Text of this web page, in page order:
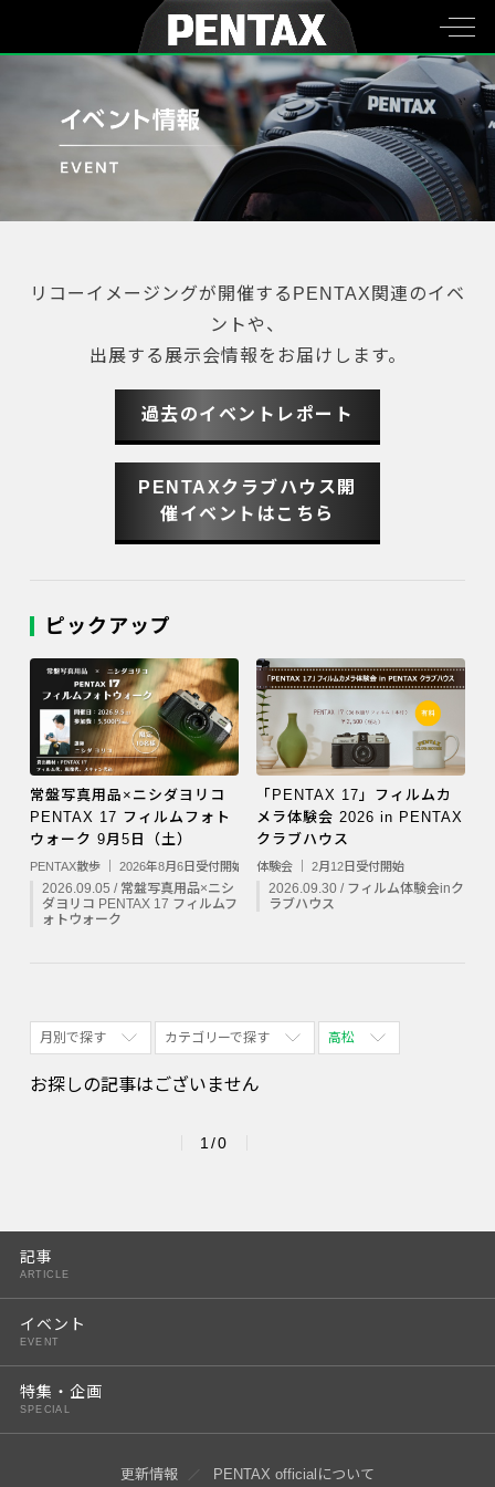
リコーイメージングが開催するPENTAX関連のイベ
ントや、
出展する展示会情報をお届けします。
過去のイベントレポート
PENTAXクラブハウス開
催イベントはこちら
ピックアップ
常盤写真用品×ニシダヨリコ
PENTAX 17 フィルムフォト
ウォーク 9月5日（土）
PENTAX散歩 ｜ 2026年8月6日受付開始
2026.09.05 / 常盤写真用品×ニシ
ダヨリコ PENTAX 17 フィルムフ
ォトウォーク
「PENTAX 17」フィルムカ
メラ体験会 2026 in PENTAX
クラブハウス
体験会 ｜ 2月12日受付開始
2026.09.30 / フィルム体験会inク
ラブハウス
月別で探す
全期間
2026/11
2027/01
2027/03
カテゴリーで探す
全て表示
高松
お探しの記事はございません
1/0
記事
ARTICLE
イベント
EVENT
特集・企画
SPECIAL
更新情報 PENTAX officialについて